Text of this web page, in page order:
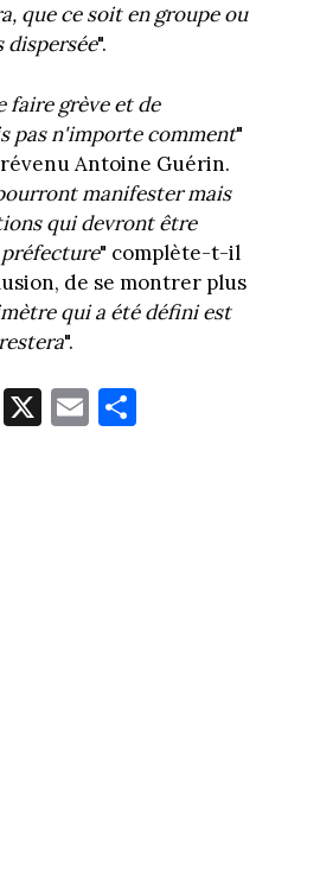
que ce soit en groupe ou
dispersée".
faire grève et de
pas n'importe comment"
Antoine Guérin.
manifester mais
qui devront être
" complète-t-il
de se montrer plus
qui a été défini est
".
ha
X E
m
Pa